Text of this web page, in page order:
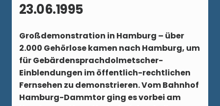
23.06.1995
Großdemonstration in Hamburg – über
2.000 Gehörlose kamen nach Hamburg, um
für Gebärdensprachdolmetscher-
Einblendungen im öffentlich-rechtlichen
Fernsehen zu demonstrieren. Vom Bahnhof
Hamburg-Dammtor ging es vorbei am